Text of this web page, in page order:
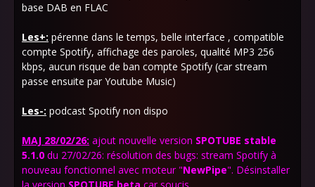
base DAB en FLAC
Les+: pérenne dans le temps, belle interface , compatible
compte Spotify, affichage des paroles, qualité MP3 256
kbps, aucun risque de ban compte Spotify (car stream
passe ensuite par Youtube Music)
Les-: podcast Spotify non dispo
MAJ 28/02/26: ajout nouvelle version SPOTUBE stable
5.1.0 du 27/02/26: résolution des bugs: stream Spotify à
nouveau fonctionnel avec moteur "NewPipe". Désinstaller